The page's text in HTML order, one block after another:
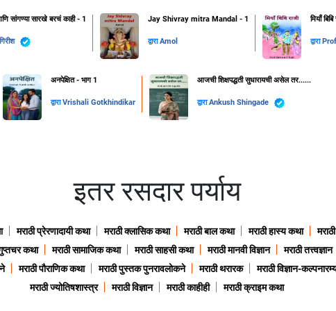
सांगण्या सारखे बरचं काही - 1
गिरीश
Jay Shivray mitra Mandal - 1
द्वाराAmol
मियाँ
द्वारा
अनपेक्षित - भाग 1
द्वाराVrishali Gotkhindikar
आजची शिक्षपद्धती सुधारायची असेल तर......
द्वाराAnkush Shingade
इतर रसदार पर्याय
मराठी प्रेरणादायी कथा मराठी क्लासिक कथा मराठी बाल कथा मराठी हास्य कथा
कथा मराठी सामाजिक कथा मराठी साहसी कथा मराठी मानवी विज्ञान मराठी तत्त्वज्ञान
मराठी पौराणिक कथा मराठी पुस्तक पुनरावलोकने मराठी थरारक मराठी विज्ञान-
मराठी ज्योतिषशास्त्र
मराठी विज्ञान मराठी काहीही मराठी क्राइम कथा